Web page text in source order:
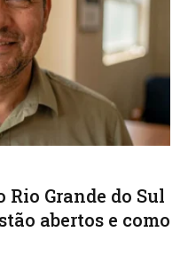
Grande do Sul
abertos e como